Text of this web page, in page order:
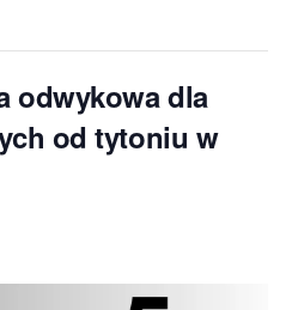
odwykowa dla
od tytoniu w